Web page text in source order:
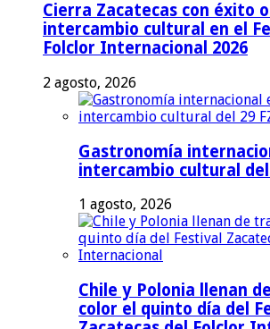
Cierra Zacatecas con éxito
intercambio cultural en el
Folclor Internacional 2026
2 agosto, 2026
Gastronomía
intercambio cultural del
1 agosto, 2026
Chile y Polonia llenan
color el quinto día del